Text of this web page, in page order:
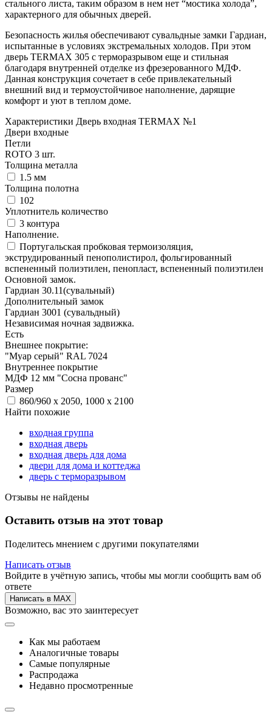
стального листа, таким образом в нем нет “мостика холода”,
характерного для обычных дверей.
Безопасность жилья обеспечивают сувальдные замки Гардиан,
испытанные в условиях экстремальных холодов. При этом
дверь TERMAX 305 с терморазрывом еще и стильная
благодаря внутренней отделке из фрезерованного МДФ.
Данная конструкция сочетает в себе привлекательный
внешний вид и термоустойчивое наполнение, дарящие
комфорт и уют в теплом доме.
Характеристики Дверь входная TERMAX №1
Двери входные
Петли
ROTO 3 шт.
Толщина металла
1.5 мм
Толщина полотна
102
Уплотнитель количество
3 контура
Наполнение.
Португальская пробковая термоизоляция,
экструдированный пенополистирол, фольгированный
вспененный полиэтилен, пенопласт, вспененный полиэтилен
Основной замок.
Гардиан 30.11(сувальный)
Дополнительный замок
Гардиан 3001 (сувальдный)
Независимая ночная задвижка.
Есть
Внешнее покрытие:
"Муар серый" RAL 7024
Внутреннее покрытие
МДФ 12 мм "Сосна прованс"
Размер
860/960 х 2050, 1000 х 2100
Найти похожие
входная группа
входная дверь
входная дверь для дома
двери для дома и коттеджа
дверь с терморазрывом
Отзывы не найдены
Оставить отзыв на этот товар
Поделитесь мнением с другими покупателями
Написать отзыв
Войдите в учётную запись, чтобы мы могли сообщить вам об
ответе
Написать в MAX
Возможно, вас это заинтересует
Как мы работаем
Аналогичные товары
Самые популярные
Распродажа
Недавно просмотренные